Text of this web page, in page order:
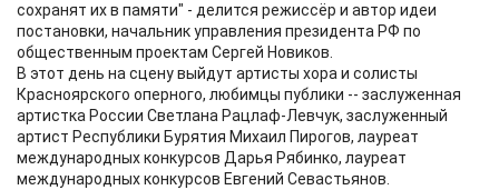
сохранят их в памяти" - делится режиссёр и автор идеи
постановки, начальник управления президента РФ по
общественным проектам Сергей Новиков.
В этот день на сцену выйдут артисты хора и солисты
Красноярского оперного, любимцы публики -- заслуженная
артистка России Светлана Рацлаф-Левчук, заслуженный
артист Республики Бурятия Михаил Пирогов, лауреат
международных конкурсов Дарья Рябинко, лауреат
международных конкурсов Евгений Севастьянов.